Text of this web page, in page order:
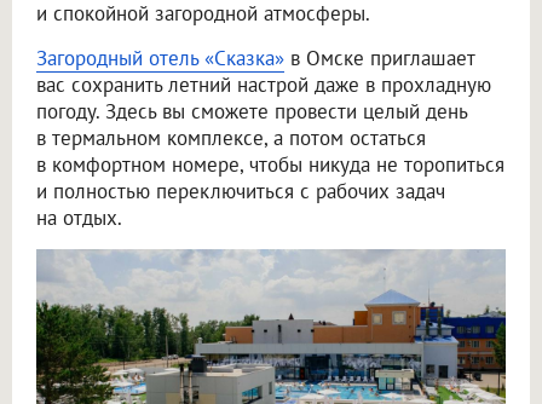
и спокойной загородной атмосферы.
Загородный отель «Сказка» в Омске приглашает
вас сохранить летний настрой даже в прохладную
погоду. Здесь вы сможете провести целый день
в термальном комплексе, а потом остаться
в комфортном номере, чтобы никуда не торопиться
и полностью переключиться с рабочих задач
на отдых.